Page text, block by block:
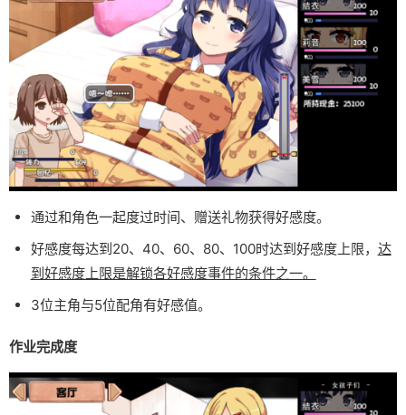
通过和角色一起度过时间、赠送礼物获得好感度。
好感度每达到20、40、60、80、100时达到好感度上限， 达
到好感度上限是解锁各好感度事件的条件之一。
3位主角与5位配角有好感值。
作业完成度